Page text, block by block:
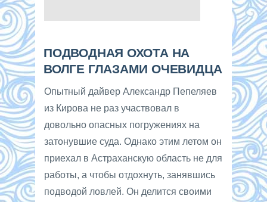
ПОДВОДНАЯ ОХОТА НА
ВОЛГЕ ГЛАЗАМИ ОЧЕВИДЦА
Опытный дайвер Александр Пепеляев
из Кирова не раз участвовал в
довольно опасных погружениях на
затонувшие суда. Однако этим летом он
приехал в Астраханскую область не для
работы, а чтобы отдохнуть, занявшись
подводой ловлей. Он делится своими